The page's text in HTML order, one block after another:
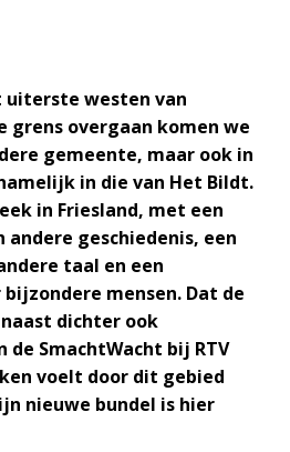
uiterste westen van
grens overgaan komen we
gemeente, maar ook in
in die van Het Bildt.
in Friesland, met een
andere geschiedenis, een
taal en een
mensen. Dat de
dichter ook
SmachtWacht bij RTV
voelt door dit gebied
nieuwe bundel is hier